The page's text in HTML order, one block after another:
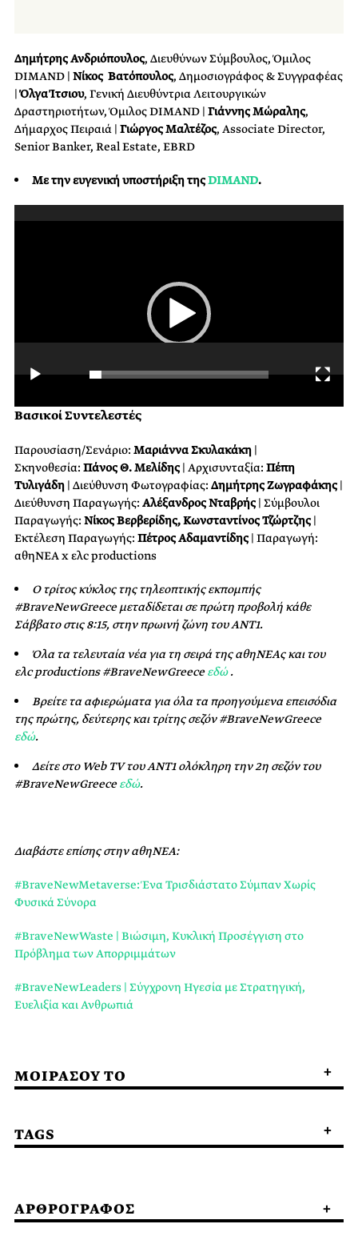
Δημήτρης Ανδριόπουλος, Διευθύνων Σύμβουλος, Όμιλος
DIMAND | Nίκος Βατόπουλος, Δημοσιογράφος & Συγγραφέας
|Όλγα Ίτσιου, Γενική Διευθύντρια Λειτουργικών
Δραστηριοτήτων, Όμιλος DIMAND | Γιάννης Μώραλης,
Δήμαρχος Πειραιά | Γιώργος Μαλτέζος, Associate Director,
Senior Banker, Real Estate, EBRD
Με την ευγενική υποστήριξη τηςDIMAND.
Βασικοί Συντελεστές
Παρουσίαση/Σενάριο: Μαριάννα Σκυλακάκη |
Σκηνοθεσία: Πάνος Θ. Μελίδης | Αρχισυνταξία: Πέπη
Τυλιγάδη | Διεύθυνση Φωτογραφίας: Δημήτρης Ζωγραφάκης |
Διεύθυνση Παραγωγής: Aλέξανδρος Νταβρής | Σύμβουλοι
Παραγωγής: Νίκος Βερβερίδης, Κωνσταντίνος Τζώρτζης |
Εκτέλεση Παραγωγής: Πέτρος Αδαμαντίδης | Παραγωγή:
αθηΝΕΑ x ελc productions
Ο τρίτος κύκλος της τηλεοπτικής εκπομπής
#BraveNewGreece μεταδίδεται σε πρώτη προβολή κάθε
Σάββατο στις 8:15, στην πρωινή ζώνη του ΑΝΤ1.
Όλα τα τελευταία νέα για τη σειρά της αθηΝΕΑς και του
ελc productions #BraveNewGreeceεδώ.
Βρείτε τα αφιερώματα για όλα τα προηγούμενα επεισόδια
της πρώτης, δεύτερης και τρίτης σεζόν #BraveNewGreece
εδώ.
Δείτε στο Web TVτου ΑΝΤ1 ολόκληρη την2η σεζόντου
#BraveNewGreeceεδώ.
Διαβάστε επίσης στην αθηΝΕΑ:
#BraveNewMetaverse: Ένα Τρισδιάστατο Σύμπαν Χωρίς
Φυσικά Σύνορα
#BraveNewWaste | Βιώσιμη, Κυκλική Προσέγγιση στο
Πρόβλημα των Απορριμμάτων
#BraveNewLeaders | Σύγχρονη Ηγεσία με Στρατηγική,
Ευελιξία και Ανθρωπιά
ΜΟΙΡΑΣΟΥ ΤΟ
TAGS
ΑΡΘΡΟΓΡΑΦΟΣ